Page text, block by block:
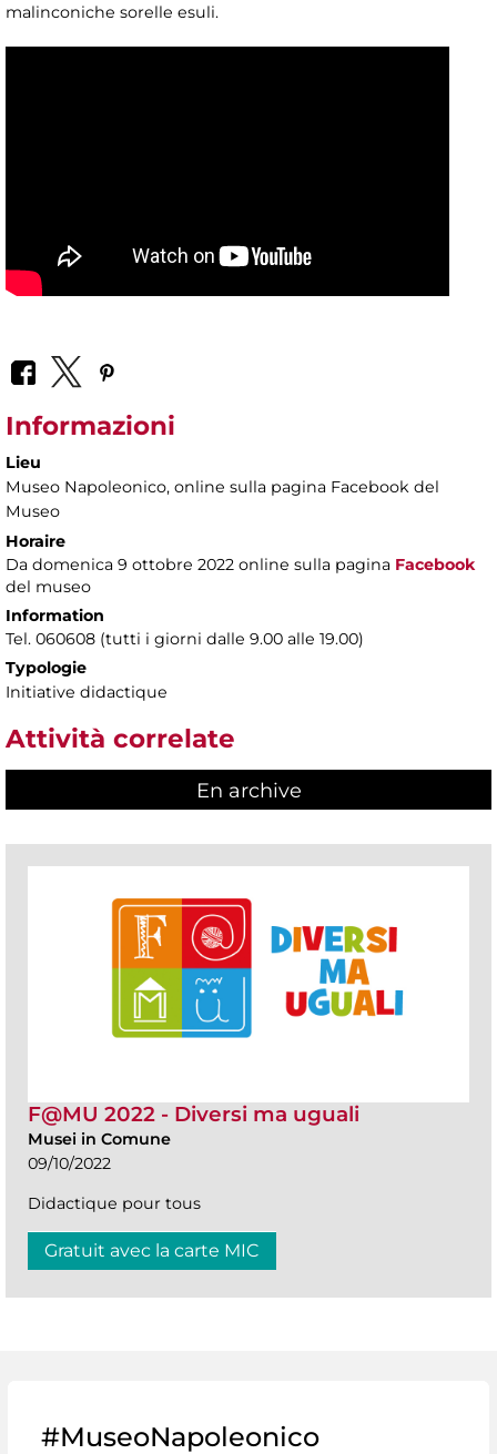
malinconiche sorelle esuli.
Informazioni
Lieu
Museo Napoleonico, online sulla pagina Facebook del
Museo
Horaire
Da domenica 9 ottobre 2022 online sulla pagina Facebook
del museo
Information
Tel. 060608 (tutti i giorni dalle 9.00 alle 19.00)
Typologie
Initiative didactique
Attività correlate
En archive
F@MU 2022 - Diversi ma uguali
Musei in Comune
09/10/2022
Didactique pour tous
Gratuit avec la carte MIC
#MuseoNapoleonico